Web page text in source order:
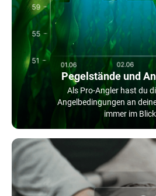
Pegelstände und
Als Pro-Angler hast du
Angelbedingungen an
immer im